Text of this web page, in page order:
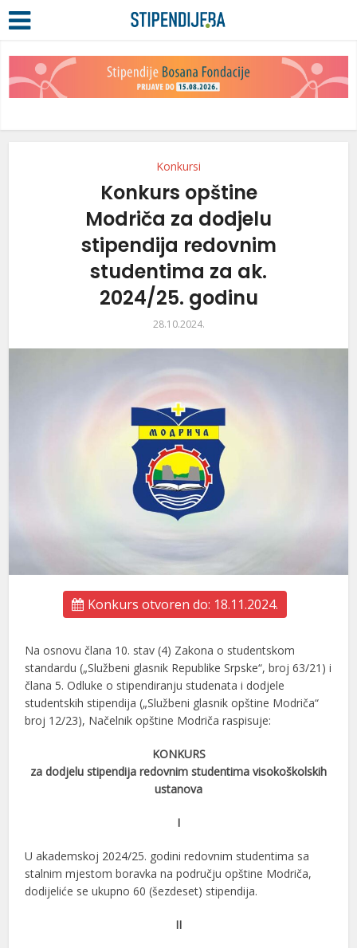
Konkursi
Konkurs opštine
Modriča za dodjelu
stipendija redovnim
studentima za ak.
2024/25. godinu
28.10.2024.
Konkurs otvoren do: 18.11.2024.
Na osnovu člana 10. stav (4) Zakona o studentskom
standardu („Službeni glasnik Republike Srpske“, broj 63/21) i
člana 5. Odluke o stipendiranju studenata i dodjele
studentskih stipendija („Službeni glasnik opštine Modriča“
broj 12/23), Načelnik opštine Modriča raspisuje:
KONKURS
za dodjelu stipendija redovnim studentima visokoškolskih
ustanova
I
U akademskoj 2024/25. godini redovnim studentima sa
stalnim mjestom boravka na području opštine Modriča,
dodijeliće se ukupno 60 (šezdeset) stipendija.
II